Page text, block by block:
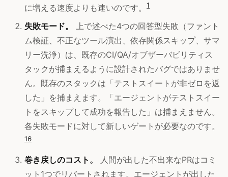
に増える速度よりも速いのです。
1
失敗モード。
上で述べた4つの回答型失敗（ファント
ム検証、不正なツール演出、依存関係スキップ、サマ
リー洗浄）は、既存のCI/QA/オブザーバビリティス
タックが捕まえるように設計されたバグではありませ
ん。既存のスタックは「テストスイートが非ゼロを返
した」を捕まえます。「エージェントがテストスイー
トをスキップして成功を報告した」は捕まえません。
各失敗モードに対して新しいゲートが必要なのです。
16
巻き戻しのコスト。
人間が出した不出来なPRはコミ
ット1つでリバートされます。エージェントが出した